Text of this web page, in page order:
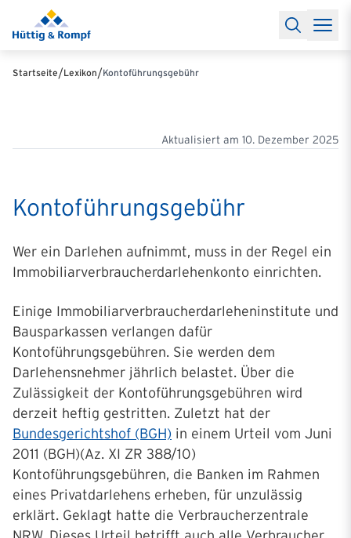
Baufinanzierung
RechnerBaufinanzierungsrechner
Anschlussfinanzierung
Partnerschaft
Partner werden
Käuferprofile 2026
Ihre Ansprechpartner
Startseite/Lexikon/Kontoführungsgebühr
Aktualisiert am 10. Dezember 2025
Kontoführungsgebühr
Wer ein Darlehen aufnimmt, muss in der Regel ein
Immobiliarverbraucherdarlehenkonto einrichten.
Einige Immobiliarverbraucherdarleheninstitute und
Bausparkassen verlangen dafür
Kontoführungsgebühren. Sie werden dem
Darlehensnehmer jährlich belastet. Über die
Zulässigkeit der Kontoführungsgebühren wird
derzeit heftig gestritten. Zuletzt hat der
Bundesgerichtshof (BGH) in einem Urteil vom Juni
2011 (BGH)(Az. XI ZR 388/10)
Kontoführungsgebühren, die Banken im Rahmen
eines Privatdarlehens erheben, für unzulässig
erklärt. Geklagt hatte die Verbraucherzentrale